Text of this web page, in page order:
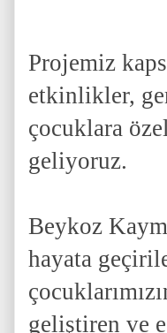
Projemiz
etkinlikler,
çocuklara
geliyoruz.
Beykoz
hayata
geliştiren ve